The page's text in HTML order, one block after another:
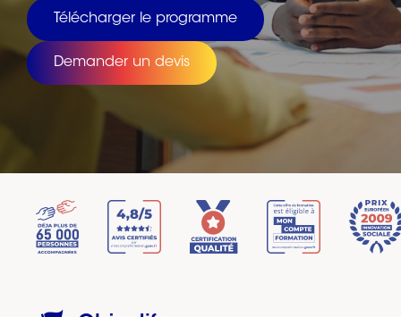
Télécharger le programme
Demander un devis